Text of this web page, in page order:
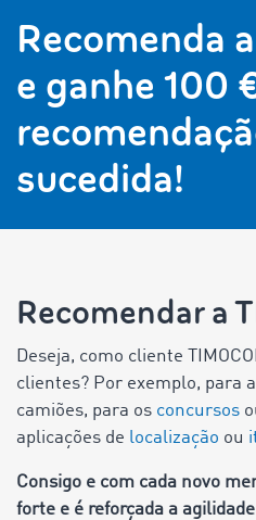
Recomenda
e ganhe 100
sucedida!
Recomendar a
Deseja, como cliente
clientes? Por exemplo, para
camiões, para os concursos
aplicações de localização ou
Consigo e com cada novo
forte e é reforçada a